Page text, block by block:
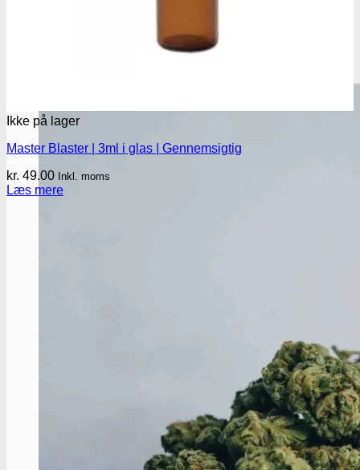
Ikke på lager
Master Blaster | 3ml i glas | Gennemsigtig
kr. 49.00 Inkl. moms
Læs mere